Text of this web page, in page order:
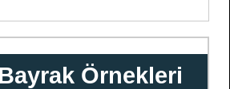
Örnekleri